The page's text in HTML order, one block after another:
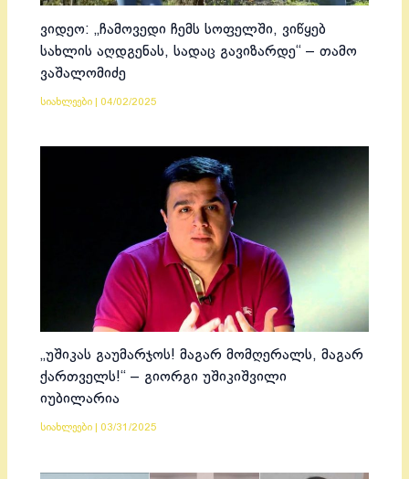
ვიდეო: „ჩამოვედი ჩემს სოფელში, ვიწყებ
სახლის აღდგენას, სადაც გავიზარდე“ – თამო
ვაშალომიძე
სიახლეები 04/02/2025
„უშიკას გაუმარჯოს! მაგარ მომღერალს, მაგარ
ქართველს!“ – გიორგი უშიკიშვილი
იუბილარია
სიახლეები 03/31/2025